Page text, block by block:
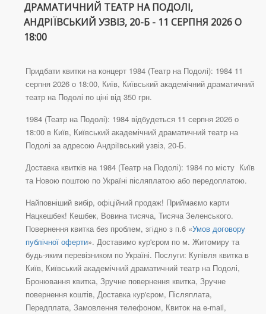
ДРАМАТИЧНИЙ ТЕАТР НА ПОДОЛІ,
АНДРІЇВСЬКИЙ УЗВІЗ, 20-Б - 11 СЕРПНЯ 2026 О
18:00
Придбати квитки на концерт 1984 (Театр на Подолі): 1984 11
серпня 2026 о 18:00, Київ, Київський академічний драматичний
театр на Подолі по ціні від 350 грн.
1984 (Театр на Подолі): 1984 відбудеться 11 серпня 2026 о
18:00 в Київ, Київський академічний драматичний театр на
Подолі за адресою Андріївський узвіз, 20-Б.
Доставка квитків на 1984 (Театр на Подолі): 1984 по місту Київ
та Новою поштою по Україні післяплатою або передоплатою.
Найповніший вибір, офіційний продаж! Приймаємо карти
Нацкешбек! Кешбек, Вовина тисяча, Тисяча Зеленського.
Повернення квитка без проблем, згідно з п.6 «Умов договору
публічної оферти». Доставимо кур'єром по м. Житомиру та
будь-яким перевізником по Україні. Послуги: Купівля квитка в
Київ, Київський академічний драматичний театр на Подолі,
Бронювання квитка, Зручне повернення квитка, Зручне
повернення коштів, Доставка кур'єром, Післяплата,
Передплата, Замовлення телефоном, Квиток на e-mail,